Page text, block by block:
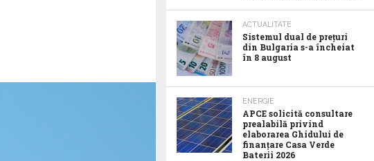
ACTUALITATE
Sistemul dual de prețuri
din Bulgaria s-a încheiat
în 8 august
ENERGIE
APCE solicită consultare
prealabilă privind
elaborarea Ghidului de
finanțare Casa Verde
Baterii 2026